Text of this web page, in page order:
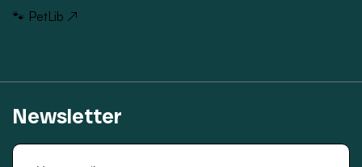
🐾 PetLib ↗
Newsletter